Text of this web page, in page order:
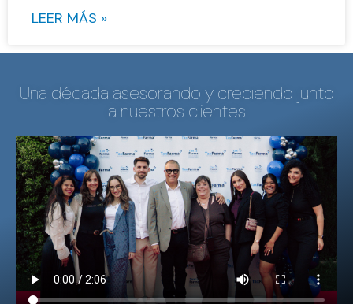
LEER MÁS »
Una década asesorando y creciendo junto
a nuestros clientes